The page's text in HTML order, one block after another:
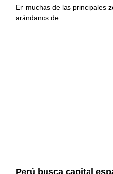
En muchas de las principales
arándanos de
Perú busca capital